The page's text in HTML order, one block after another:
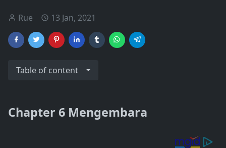
Rue 13 Jan, 2021
Table of content
Chapter 6 Mengembara